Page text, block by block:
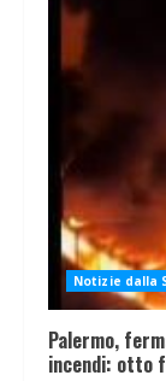
Notizie dalla
Palermo,
incendi: otto